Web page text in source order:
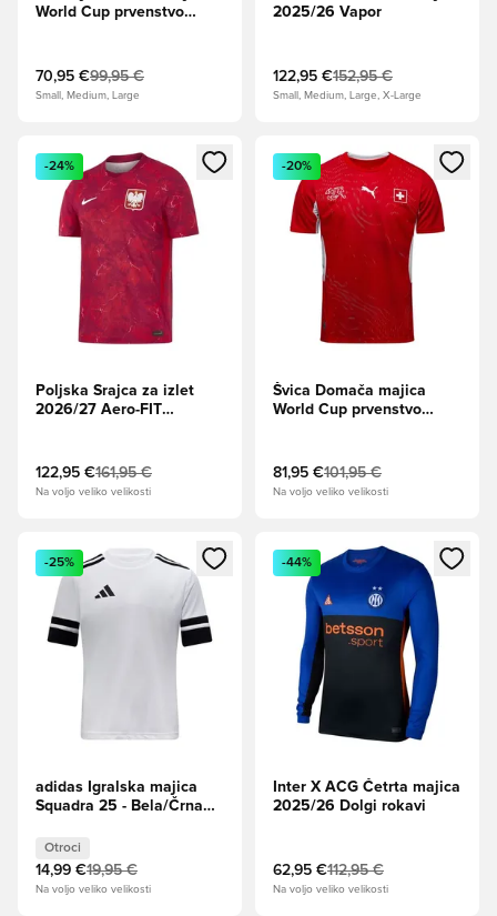
World Cup prvenstvo
70,95 €99,95 €
Small, Medium, Large
2025/26 Vapor
122,95 €152,95 €
Small, Medium, Large, X-Large
Odpre Modal za prijavo ali vpis kot član
-24%
Poljska Srajca za izlet
2026/27 Aero-FIT
122,95 €161,95 €
Na voljo veliko velikosti
Odpre Modal za prijavo ali
-20%
Švica Domača majica
World Cup prvenstvo
81,95 €101,95 €
Na voljo veliko velikosti
Odpre Modal za prijavo ali vpis kot član
-25%
adidas Igralska majica
Squadra 25 - Bela/Črna
Otroci
14,99 €19,95 €
Na voljo veliko velikosti
Odpre Modal za prijavo ali
-44%
Inter X ACG Četrta majica
2025/26 Dolgi rokavi
62,95 €112,95 €
Na voljo veliko velikosti